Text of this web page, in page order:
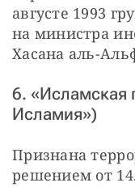
августе 1993
на министра
Хасана аль-
6. «Исламская
Исламия»)
Признана
решением от